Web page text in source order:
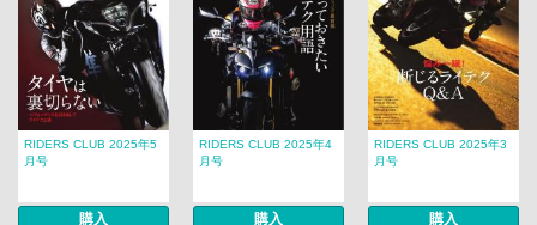
RIDERS CLUB 2025年5
月号
購入
RIDERS CLUB 2025年4
月号
購入
RIDERS CLUB 2025年3
月号
購入